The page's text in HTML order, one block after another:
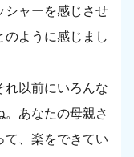
シャーを感じさせ
のように感じまし
れ以前にいろんな
あなたの母親さ
て、楽をできてい